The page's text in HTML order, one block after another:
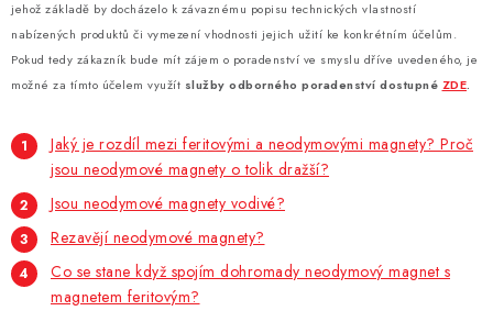
NEREZOVÉ MATERIÁLY
O nás Obchodné podmienky
Ochrana osobných údajov
Kontakt
jehož základě by docházelo k závaznému popisu technických vlastností
nabízených produktů či vymezení vhodnosti jejich užití ke konkrétním účelům.
Pokud tedy zákazník bude mít zájem o poradenství ve smyslu dříve uvedeného, je
možné za tímto účelem využít služby odborného poradenství dostupné ZDE.
Jaký je rozdíl mezi feritovými a neodymovými magnety? Proč
jsou neodymové magnety o tolik dražší?
Jsou neodymové magnety vodivé?
Rezavějí neodymové magnety?
Co se stane když spojím dohromady neodymový magnet s
magnetem feritovým?